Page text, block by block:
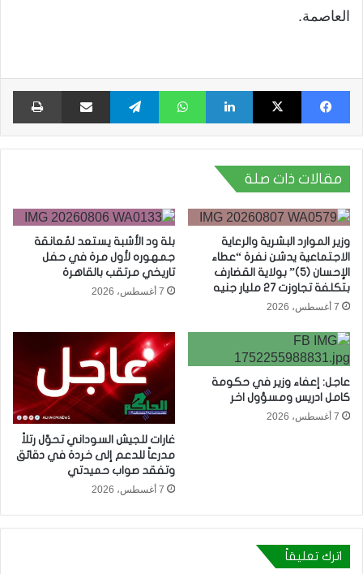
العاصمة.
فيسبوك X لينكدإن واتساب تيلقرام مشاركة عبر البريد
مقالات ذات صلة
وزير الموارد البشرية والرعاية
الاجتماعية يدشن نفرة “عطاء
الإحسان (5)” بولاية القضارف
بتكلفة تجاوزت 27 مليار جنيه
7 أغسطس، 2026
بلة ود الأشبة يستعد لمُعانقة
جمهوره لأول مرة في حفل
تاريخي مرتقب بالقاهرة
7 أغسطس، 2026
عاجل: إعفاء وزير في حكومة
كامل ادريس ومسؤول اخر
7 أغسطس، 2026
غارات للجيش السوداني تحوّل رتلاً
مدرعاً للدعم إلى خردة في دقائق
وتفقد صواب حميدتي
7 أغسطس، 2026
اترك تعليقاً